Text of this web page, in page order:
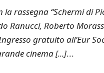
rassegna “Schermi di
Ranucci, Roberto
gratuito all’Eur
cinema [...]...